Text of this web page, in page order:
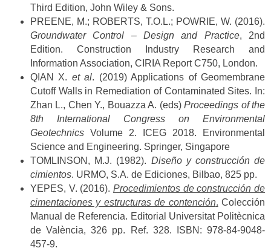
Third Edition, John Wiley & Sons.
PREENE, M.; ROBERTS, T.O.L.; POWRIE, W. (2016).
Groundwater Control – Design and Practice, 2nd
Edition. Construction Industry Research and
Information Association, CIRIA Report C750, London.
QIAN X. et al. (2019) Applications of Geomembrane
Cutoff Walls in Remediation of Contaminated Sites. In:
Zhan L., Chen Y., Bouazza A. (eds)Proceedings of the
8th International Congress on Environmental
Geotechnics Volume 2. ICEG 2018. Environmental
Science and Engineering. Springer, Singapore
TOMLINSON, M.J. (1982). Diseño y construcción de
cimientos. URMO, S.A. de Ediciones, Bilbao, 825 pp.
YEPES, V. (2016). Procedimientos de construcción de
cimentaciones y estructuras de contención. Colección
Manual de Referencia. Editorial Universitat Politècnica
de València, 326 pp. Ref. 328. ISBN: 978-84-9048-
457-9.